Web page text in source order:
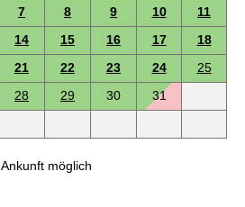
7 8 9 10
11
14 15 16 17
18
21 22 23 24
25
28 29 30
31
Ankunft möglich